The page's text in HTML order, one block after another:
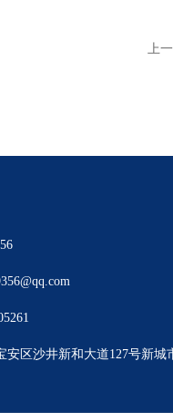
上
安区沙井新和大道127号新城